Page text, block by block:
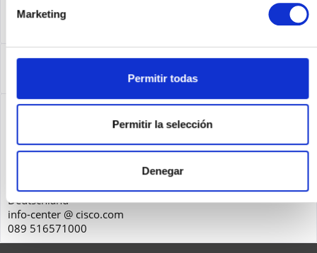
Marketing
Permitir todas
Permitir la selección
Denegar
Leasing
Service
Seguridad de los productos
Parkring 20D
Garching
Deutschland
info-center @ cisco.com
089 516571000